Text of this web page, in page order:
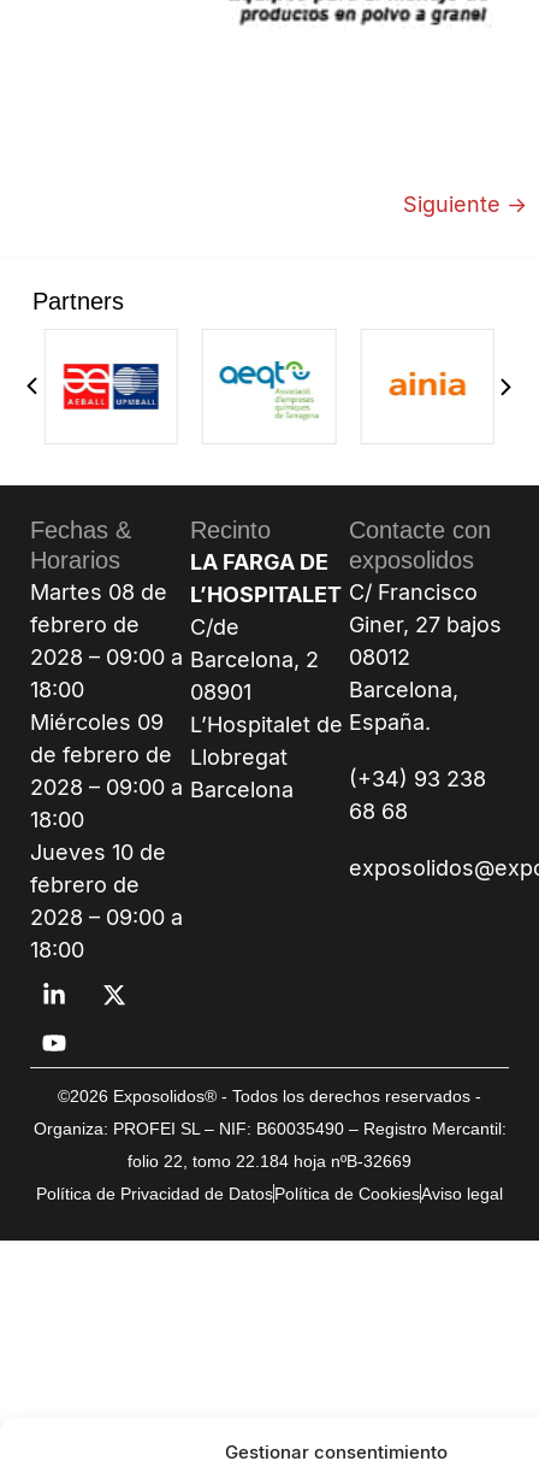
Gestionar consentimiento
Siguiente →
Partners
Fechas &
Horarios
Martes 08 de
febrero de
2028 – 09:00 a
18:00
Miércoles 09
de febrero de
2028 – 09:00 a
18:00
Jueves 10 de
febrero de
2028 – 09:00 a
18:00
Recinto
LA FARGA DE
L’HOSPITALET
C/de
Barcelona, 2
08901
L’Hospitalet de
Llobregat
Barcelona
Contacte con
exposolidos
C/ Francisco
Giner, 27 bajos
08012
Barcelona,
España.
(+34) 93 238
68 68
©2026 Exposolidos® - Todos los derechos reservados -
Organiza: PROFEI SL – NIF: B60035490 – Registro Mercantil:
folio 22, tomo 22.184 hoja nºB-32669
Política de Privacidad de DatosPolítica de CookiesAviso legal